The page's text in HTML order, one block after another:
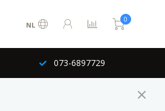
NL
0
073-6897729